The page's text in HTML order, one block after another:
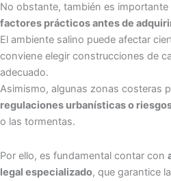
No obstante, también es
factores prácticos antes de
El ambiente salino puede afectar
conviene elegir construcciones de
adecuado.
Asimismo, algunas zonas costeras
regulaciones urbanísticas o
o las tormentas.
Por ello, es fundamental contar con
legal especializado, que garantice